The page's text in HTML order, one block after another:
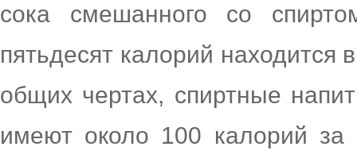
сока смешанного со
пятьдесят калорий находится
общих чертах, спиртные
имеют около 100 калорий